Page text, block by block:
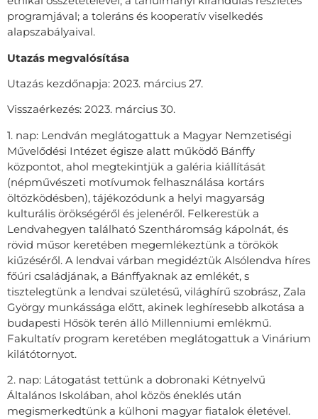
programjával; a toleráns és kooperatív viselkedés
alapszabályaival.
Utazás megvalósítása
Utazás kezdőnapja: 2023. március 27.
Visszaérkezés: 2023. március 30.
1. nap: Lendván meglátogattuk a Magyar Nemzetiségi
Művelődési Intézet égisze alatt működő Bánffy
központot, ahol megtekintjük a galéria kiállítását
(népművészeti motívumok felhasználása kortárs
öltözködésben), tájékozódunk a helyi magyarság
kulturális örökségéről és jelenéről. Felkerestük a
Lendvahegyen található Szentháromság kápolnát, és
rövid műsor keretében megemlékeztünk a törökök
kiűzéséről. A lendvai várban megidéztük Alsólendva híres
főúri családjának, a Bánffyaknak az emlékét, s
tisztelegtünk a lendvai születésű, világhírű szobrász, Zala
György munkássága előtt, akinek leghíresebb alkotása a
budapesti Hősök terén álló Millenniumi emlékmű.
Fakultatív program keretében meglátogattuk a Vinárium
kilátótornyot.
2. nap: Látogatást tettünk a dobronaki Kétnyelvű
Általános Iskolában, ahol közös éneklés után
megismerkedtünk a külhoni magyar fiatalok életével.